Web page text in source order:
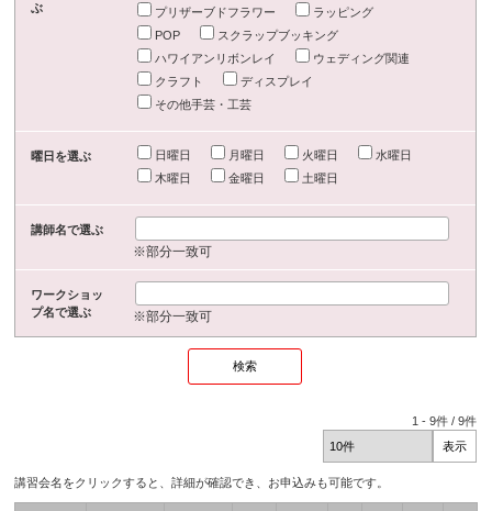
ぶ
プリザーブドフラワー
ラッピング
POP
スクラップブッキング
ハワイアンリボンレイ
ウェディング関連
クラフト
ディスプレイ
その他手芸・工芸
曜日を選ぶ 日曜日 月曜日 火曜日
水曜日
木曜日
金曜日 土曜日
講師名で選ぶ
※部分一致可
ワークショッ
プ名で選ぶ
※部分一致可
1 -9件 /9件
講習会名をクリックすると、詳細が確認でき、お申込みも可能です。